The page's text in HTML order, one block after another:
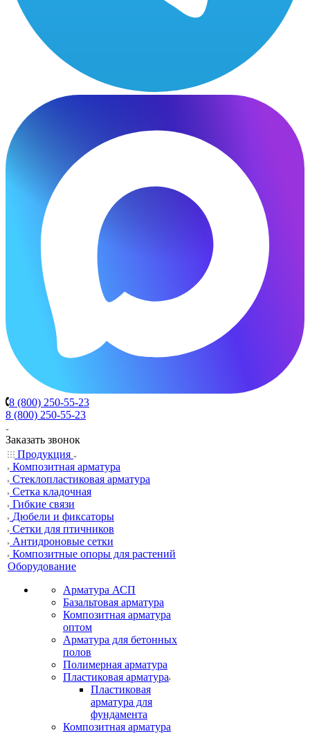
8 (800) 250-55-23
8 (800) 250-55-23
Заказать звонок
Продукция
Композитная арматура
Cтеклопластиковая арматура
Сетка кладочная
Гибкие связи
Дюбели и фиксаторы
Сетки для птичников
Антидроновые сетки
Композитные опоры для растений
Оборудование
Арматура АСП
Базальтовая арматура
Композитная арматура
оптом
Арматура для бетонных
полов
Полимерная арматура
Пластиковая арматура
Пластиковая
арматура для
фундамента
Композитная арматура